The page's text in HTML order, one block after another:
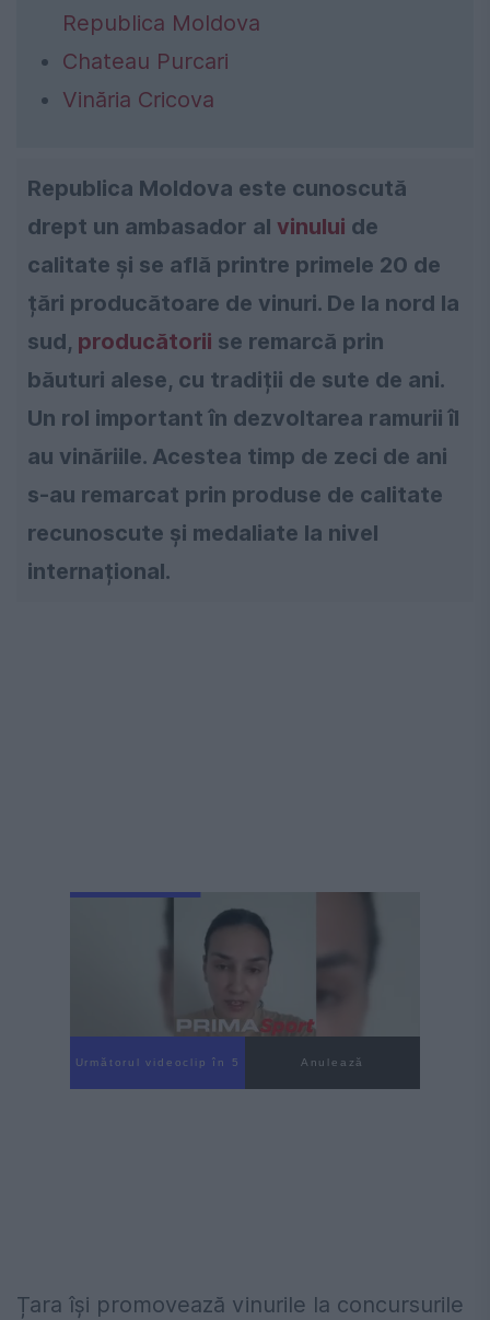
Republica Moldova
Chateau Purcari
Vinăria Cricova
Republica Moldova este cunoscută
drept un ambasador al vinului de
calitate și se află printre primele 20 de
țări producătoare de vinuri. De la nord la
sud, producătorii se remarcă prin
băuturi alese, cu tradiții de sute de ani.
Un rol important în dezvoltarea ramurii îl
au vinăriile. Acestea timp de zeci de ani
s-au remarcat prin produse de calitate
recunoscute și medaliate la nivel
internațional.
Următorul videoclip în 3 Anulează
Țara își promovează vinurile la concursurile